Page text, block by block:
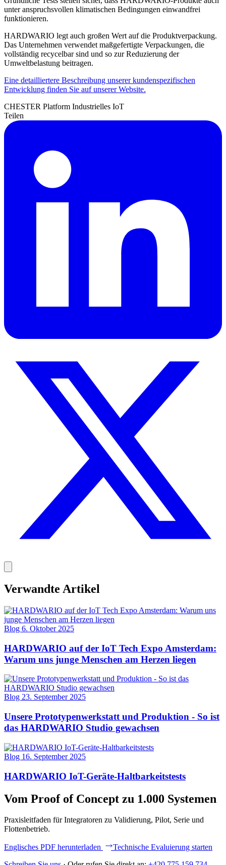
unter anspruchsvollen klimatischen Bedingungen einwandfrei
funktionieren.
HARDWARIO legt auch großen Wert auf die Produktverpackung.
Das Unternehmen verwendet maßgefertigte Verpackungen, die
vollständig recycelbar sind und so zur Reduzierung der
Umweltbelastung beitragen.
Eine detailliertere Beschreibung unserer kundenspezifischen
Entwicklung finden Sie auf unserer Website.
CHESTER Platform Industrielles IoT
Teilen
Verwandte Artikel
Blog 6. Oktober 2025
HARDWARIO auf der IoT Tech Expo Amsterdam:
Warum uns junge Menschen am Herzen liegen
Blog 23. September 2025
Unsere Prototypenwerkstatt und Produktion - So ist
das HARDWARIO Studio gewachsen
Blog 16. September 2025
HARDWARIO IoT-Geräte-Haltbarkeitstests
Vom Proof of Concept zu 1.000 Systemen
Praxisleitfaden für Integratoren zu Validierung, Pilot, Serie und
Flottenbetrieb.
Englisches PDF herunterladen
Technische Evaluierung starten